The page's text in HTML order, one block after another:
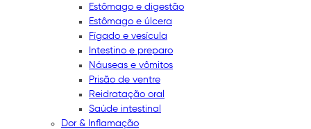
Estômago e digestão
Estômago e úlcera
Fígado e vesícula
Intestino e preparo
Náuseas e vômitos
Prisão de ventre
Reidratação oral
Saúde intestinal
Dor & Inflamação